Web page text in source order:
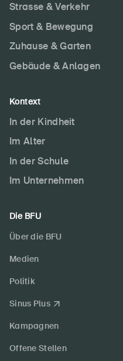
Strasse & Verkehr
Sport & Bewegung
Zuhause & Garten
Gebäude & Anlagen
Kontext
In der Kindheit
Im Alter
In der Schule
Im Unternehmen
Die BFU
Über die BFU
Medien
Politik
Sinus Plus
Kampagnen
Offene Stellen